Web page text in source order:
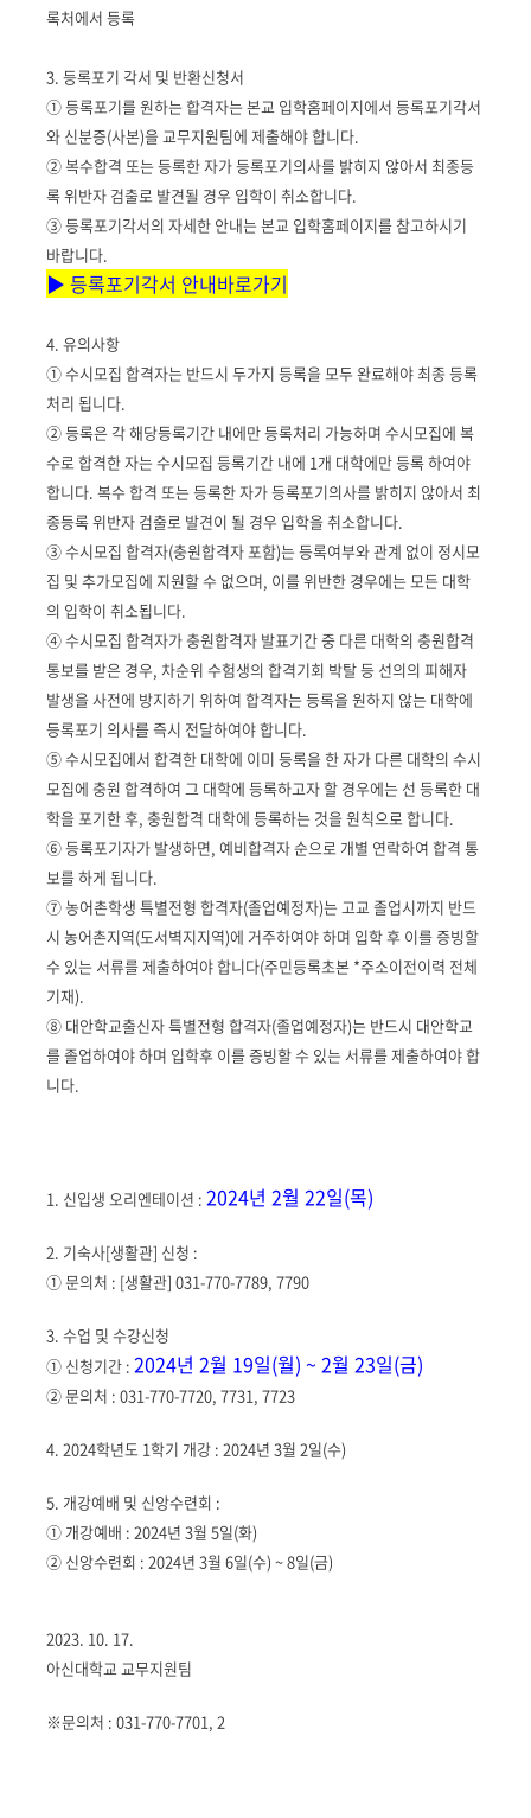
록처에서 등록
3. 등록포기 각서 및 반환신청서
① 등록포기를 원하는 합격자는 본교 입학홈페이지에서 등록포기각서
와 신분증(사본)을 교무지원팀에 제출해야 합니다.
② 복수합격 또는 등록한 자가 등록포기의사를 밝히지 않아서 최종등
록 위반자 검출로 발견될 경우 입학이 취소합니다.
③ 등록포기각서의 자세한 안내는 본교 입학홈페이지를 참고하시기
바랍니다.
▶ 등록포기각서 안내바로가기
4. 유의사항
① 수시모집 합격자는 반드시 두가지 등록을 모두 완료해야 최종 등록
처리 됩니다.
② 등록은 각 해당등록기간 내에만 등록처리 가능하며 수시모집에 복
수로 합격한 자는 수시모집 등록기간 내에 1개 대학에만 등록 하여야
합니다. 복수 합격 또는 등록한 자가 등록포기의사를 밝히지 않아서 최
종등록 위반자 검출로 발견이 될 경우 입학을 취소합니다.
③ 수시모집 합격자(충원합격자 포함)는 등록여부와 관계 없이 정시모
집 및 추가모집에 지원할 수 없으며, 이를 위반한 경우에는 모든 대학
의 입학이 취소됩니다.
④ 수시모집 합격자가 충원합격자 발표기간 중 다른 대학의 충원합격
통보를 받은 경우, 차순위 수험생의 합격기회 박탈 등 선의의 피해자
발생을 사전에 방지하기 위하여 합격자는 등록을 원하지 않는 대학에
등록포기 의사를 즉시 전달하여야 합니다.
⑤ 수시모집에서 합격한 대학에 이미 등록을 한 자가 다른 대학의 수시
모집에 충원 합격하여 그 대학에 등록하고자 할 경우에는 선 등록한 대
학을 포기한 후, 충원합격 대학에 등록하는 것을 원칙으로 합니다.
⑥ 등록포기자가 발생하면, 예비합격자 순으로 개별 연락하여 합격 통
보를 하게 됩니다.
⑦ 농어촌학생 특별전형 합격자(졸업예정자)는 고교 졸업시까지 반드
시 농어촌지역(도서벽지지역)에 거주하여야 하며 입학 후 이를 증빙할
수 있는 서류를 제출하여야 합니다(주민등록초본 *주소이전이력 전체
기재).
⑧ 대안학교출신자 특별전형 합격자(졸업예정자)는 반드시 대안학교
를 졸업하여야 하며 입학후 이를 증빙할 수 있는 서류를 제출하여야 합
니다.
1. 신입생 오리엔테이션 :2024년 2월 22일(목)
2. 기숙사[생활관] 신청 :
①문의처 : [생활관] 031-770-7789, 7790
3. 수업 및 수강신청
① 신청기간 :2024년 2월 19일(월) ~ 2월 23일(금)
② 문의처 : 031-770-7720, 7731, 7723
4. 2024학년도 1학기 개강 :2024년 3월 2일(수)
5. 개강예배 및 신앙수련회 :
① 개강예배 :2024년 3월 5일(화)
② 신앙수련회 :2024년 3월 6일(수) ~ 8일(금)
2023. 10. 17.
아신대학교 교무지원팀
※문의처 : 031-770-7701, 2